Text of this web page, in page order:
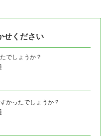
せください
でしょうか？
かったでしょうか？